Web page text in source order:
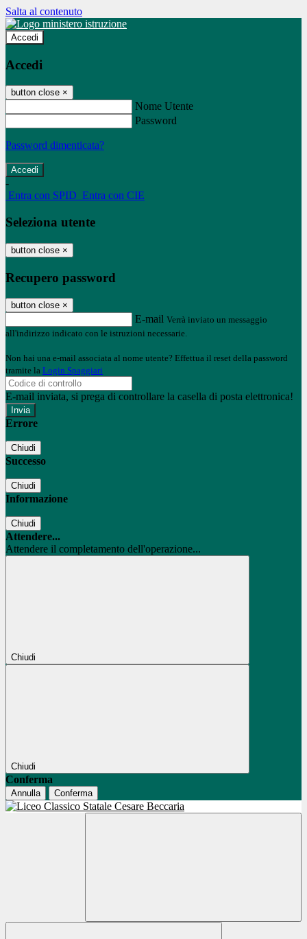
Salta al contenuto
Accedi
Accedi
button close ×
Nome Utente
Password
Password dimenticata?
-
Entra con SPID Entra con CIE
Seleziona utente
button close ×
Recupero password
button close ×
E-mail Verrà inviato un messaggio
all'indirizzo indicato con le istruzioni necessarie.
Non hai una e-mail associata al nome utente? Effettua il reset della password
tramite la Login Spaggiari
E-mail inviata, si prega di controllare la casella di posta elettronica!
Errore
Chiudi
Successo
Chiudi
Informazione
Chiudi
Attendere...
Attendere il completamento dell'operazione...
Chiudi
Chiudi
Conferma
Annulla Conferma